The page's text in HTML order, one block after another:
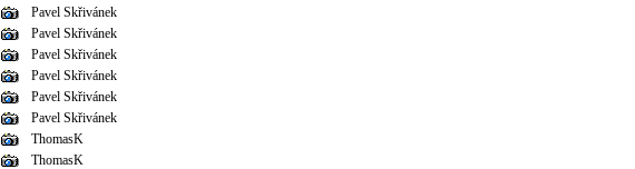
Pavel Skřivánek
Pavel Skřivánek
Pavel Skřivánek
Pavel Skřivánek
Pavel Skřivánek
Pavel Skřivánek
ThomasK
ThomasK